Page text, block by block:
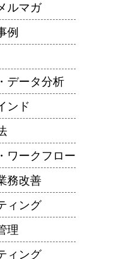
ルマガ
例
データ分析
ンド
ワークフロー
務改善
ィング
理
ィング